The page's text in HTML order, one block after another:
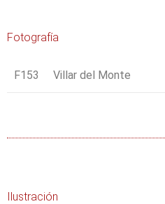
Fotografía
F153 Villar del Monte
Ilustración